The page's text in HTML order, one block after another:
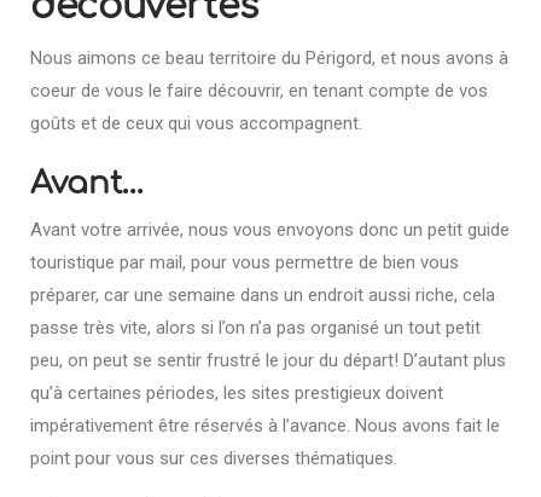
Nous aimons ce beau territoire du Périgord, et nous avons à
coeur de vous le faire découvrir, en tenant compte de vos
goûts et de ceux qui vous accompagnent.
Avant…
Avant votre arrivée, nous vous envoyons donc un petit guide
touristique par mail, pour vous permettre de bien vous
préparer, car une semaine dans un endroit aussi riche, cela
passe très vite, alors si l’on n’a pas organisé un tout petit
peu, on peut se sentir frustré le jour du départ! D’autant plus
qu’à certaines périodes, les sites prestigieux doivent
impérativement être réservés à l’avance. Nous avons fait le
point pour vous sur ces diverses thématiques.